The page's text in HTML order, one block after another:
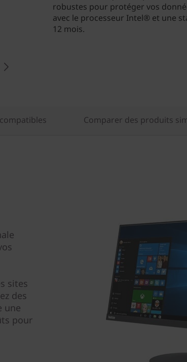
robustes pour protéger vos
avec le processeur Intel® et une
12 mois.
Comparer des produits
sites
des
une
pour